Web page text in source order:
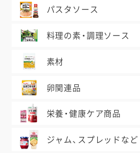
パスタソース
料理の素・調理ソース
素材
卵関連品
栄養・健康ケア商品
ジャム、スプレッドなど